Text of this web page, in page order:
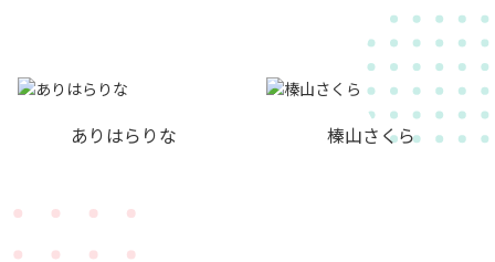
ありはらりな 榛山さくら